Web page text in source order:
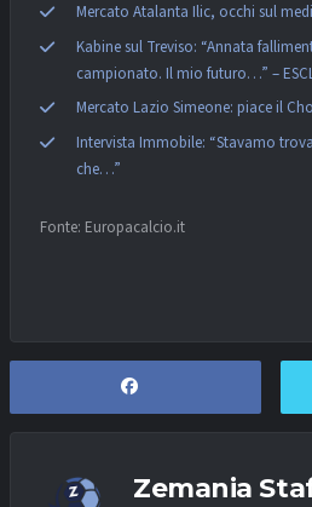
Mercato Atalanta Ilic, occhi sul
Kabine sul Treviso: “Annata
campionato. Il mio futuro…” –
Mercato Lazio Simeone: piace il
Intervista Immobile: “Stavamo
che…”
Fonte: Europacalcio.it
Zemania